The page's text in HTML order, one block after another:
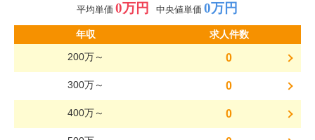
平均単価 0万円 中央値単価 0万円
年収
求人件数
200万～
0
300万～ 0
400万～ 0